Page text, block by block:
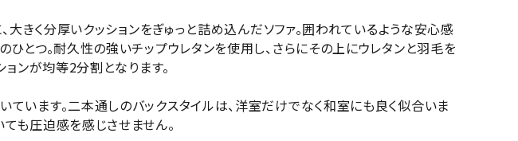
きく分厚いクッションをぎゅっと詰め込んだソファ。囲われているような安心感
とつ。耐久性の強いチップウレタンを使用し、さらにその上にウレタンと羽毛を
ンが均等2分割となります。
います。二本通しのバックスタイルは、洋室だけでなく和室にも良く似合いま
も圧迫感を感じさせません。